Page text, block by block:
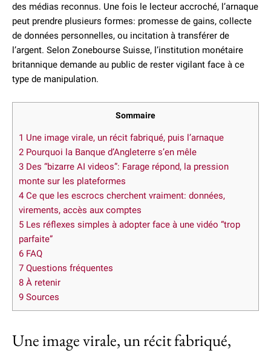
des médias reconnus. Une fois le lecteur accroché, l’arnaque
peut prendre plusieurs formes: promesse de gains, collecte
de données personnelles, ou incitation à transférer de
l’argent. Selon Zonebourse Suisse, l’institution monétaire
britannique demande au public de rester vigilant face à ce
type de manipulation.
Sommaire
1 Une image virale, un récit fabriqué, puis l’arnaque
2 Pourquoi la Banque d’Angleterre s’en mêle
3 Des “bizarre AI videos”: Farage répond, la pression
monte sur les plateformes
4 Ce que les escrocs cherchent vraiment: données,
virements, accès aux comptes
5 Les réflexes simples à adopter face à une vidéo “trop
parfaite”
6 FAQ
7 Questions fréquentes
8 À retenir
9 Sources
Une image virale, un récit fabriqué,